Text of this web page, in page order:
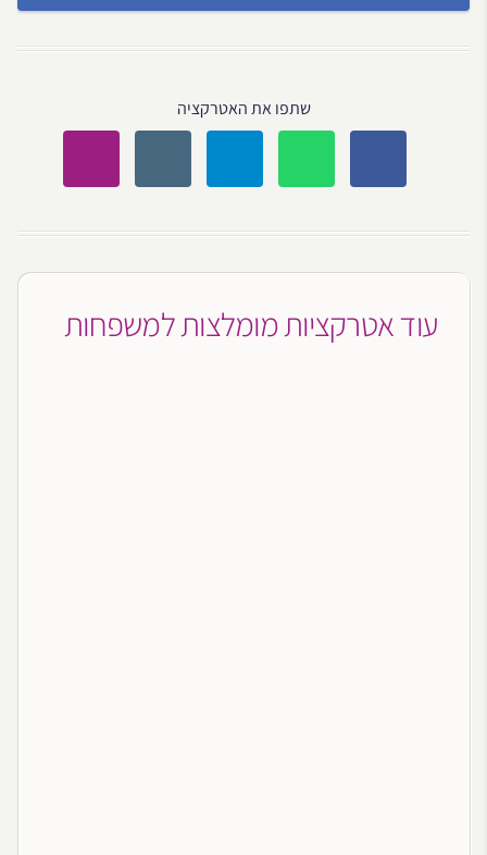
שתפו את האטרקציה
עוד אטרקציות מומלצות למשפחות